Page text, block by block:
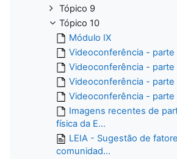
Tópico 9
Tópico 10
Módulo IX
Videoconferência - parte
Videoconferência - parte
Videoconferência - parte
Videoconferência - parte
Imagens recentes de
física da E...
LEIA - Sugestão de
comunidad...